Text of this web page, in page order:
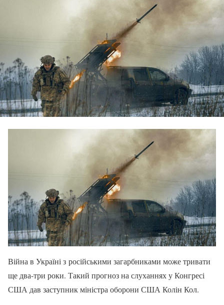
Війна в Україні з російськими загарбниками може тривати
ще два-три роки. Такий прогноз на слуханнях у Конгресі
США дав заступник міністра оборони США Колін Кол.